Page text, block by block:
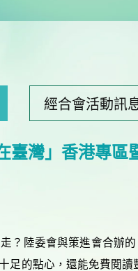
經合會活動訊
臺灣」香港專
？陸委會與策進會合辦
足的點心，還能免費閱